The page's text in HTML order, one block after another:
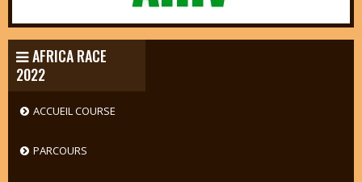
AFRICA RACE
2022
ACCUEIL COURSE
PARCOURS